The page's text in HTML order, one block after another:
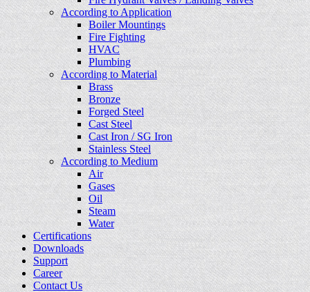
According to Application
Boiler Mountings
Fire Fighting
HVAC
Plumbing
According to Material
Brass
Bronze
Forged Steel
Cast Steel
Cast Iron / SG Iron
Stainless Steel
According to Medium
Air
Gases
Oil
Steam
Water
Certifications
Downloads
Support
Career
Contact Us